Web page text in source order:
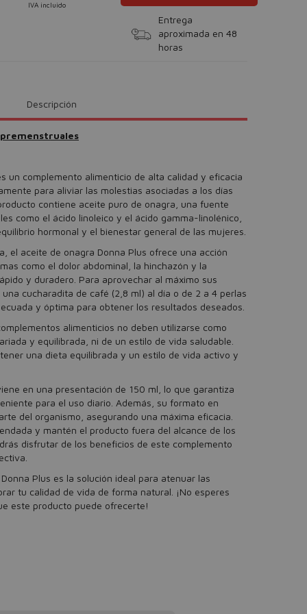
IVA incluido
Entrega
aproximada en 48
horas
Descripción
un complemento alimenticio de alta calidad y eficacia
para aliviar las molestias asociadas a los días
contiene aceite puro de onagra, una fuente
como el ácido linoleico y el ácido gamma-linolénico,
hormonal y el bienestar general de las mujeres.
el aceite de onagra Donna Plus ofrece una acción
como el dolor abdominal, la hinchazón y la
y duradero. Para aprovechar al máximo sus
cucharadita de café (2,8 ml) al día o de 2 a 4 perlas
y óptima para obtener los resultados deseados.
alimenticios no deben utilizarse como
y equilibrada, ni de un estilo de vida saludable.
una dieta equilibrada y un estilo de vida activo y
en una presentación de 150 ml, lo que garantiza
para el uso diario. Además, su formato en
del organismo, asegurando una máxima eficacia.
y mantén el producto fuera del alcance de los
disfrutar de los beneficios de este complemento
Plus es la solución ideal para atenuar las
tu calidad de vida de forma natural. ¡No esperes
este producto puede ofrecerte!